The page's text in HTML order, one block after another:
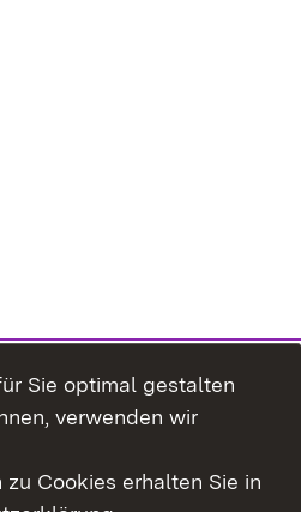
Sie optimal gestalten
verwenden wir
Cookies erhalten Sie in